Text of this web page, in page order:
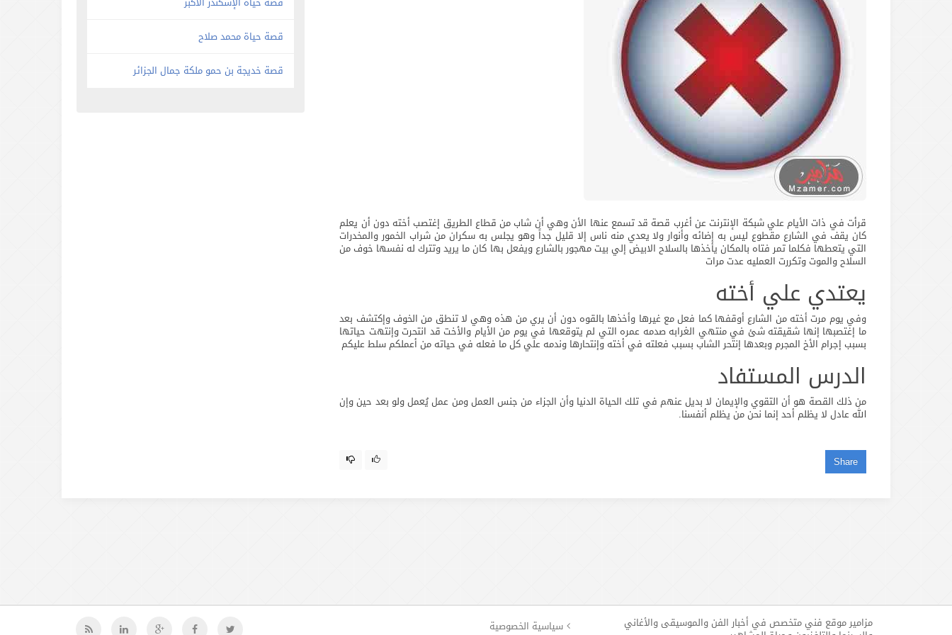
قرأت في ذات الأيام علي شبكة الإنترنت عن أغرب قصة قد تسمع عنها الأن وهي أن شاب من قطاع الطريق إغتصب أخته دون أن يعلم
كان يقف في الشارع مقطوع ليس به إضائه وأنوار ولا يعدي منه ناس إلا قليل جداً وهو يجلس به سكران من شراب الخمور والمخدرات
التي يتعطها فكلما تمر فتاه بالمكان يأخذها بالسلاح الابيض إلي بيت مهجور بالشارع ويفعل بها كان ما يريد وتترك له نفسها خوف من
السلاح والموت وتكررت العمليه عدت مرات
يعتدي علي أخته
وفي يوم مرت أخته من الشارع أوقفها كما فعل مع غيرها وأخذها بالقوه دون أن يري من هذه وهي لا تنطق من الخوف وإكتشف بعد
ما إغتصبها إنها شقيقته شئ في منتهي الغرابه صدمه عمره التي لم يتوقعها في يوم من الأيام والأخت قد انتحرت وإنتهت حياتها
بسبب إجرام الأخ المجرم وبعدها إنتحر الشاب بسبب فعلته في أخته وإنتحارها وندمه علي كل ما فعله في حياته من أعملكم سلط عليكم
الدرس المستفاد
من ذلك القصة هو أن التقوي والإيمان لا بديل عنهم في تلك الحياة الدنيا وأن الجزاء من جنس العمل ومن عمل يُعمل ولو بعد حين وإن
الله عادل لا يظلم أحد إنما نحن من يظلم أنفسنا.
Share
قصة حياة محمد صلاح
قصة خديجة بن حمو ملكة جمال الجزائر
مزامير موقع فني متخصص في أخبار الفن والموسيقى والأغاني
سياسية الخصوصية